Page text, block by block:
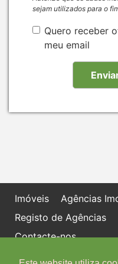
sejam utilizados para o
Quero receber
meu email
Imóveis
Agências
Registo de Agências
Contacte-nos